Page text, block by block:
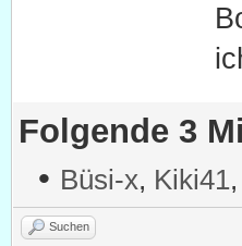
Folgende 3
• Büsi-x, Kiki41,
Suchen